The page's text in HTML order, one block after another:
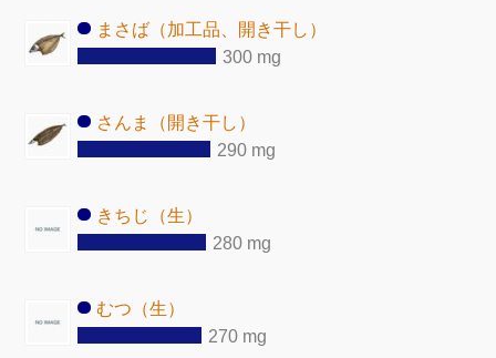
まさば（加工品、開き干し）
300 mg
さんま（開き干し）
290 mg
きちじ（生）
280 mg
むつ（生）
270 mg